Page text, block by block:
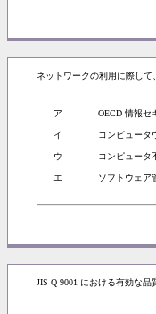
ネットワークの利用に際し
ア OECD 情報セ
イ コンピュータ
ウ コンピュータ
エ ソフトウェア
JIS Q 9001 における有効な